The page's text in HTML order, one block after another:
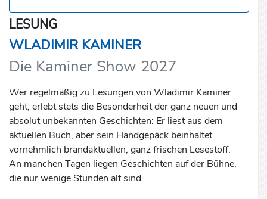
LESUNG
WLADIMIR KAMINER
Die Kaminer Show 2027
Wer regelmäßig zu Lesungen von Wladimir Kaminer
geht, erlebt stets die Besonderheit der ganz neuen und
absolut unbekannten Geschichten: Er liest aus dem
aktuellen Buch, aber sein Handgepäck beinhaltet
vornehmlich brandaktuellen, ganz frischen Lesestoff.
An manchen Tagen liegen Geschichten auf der Bühne,
die nur wenige Stunden alt sind.